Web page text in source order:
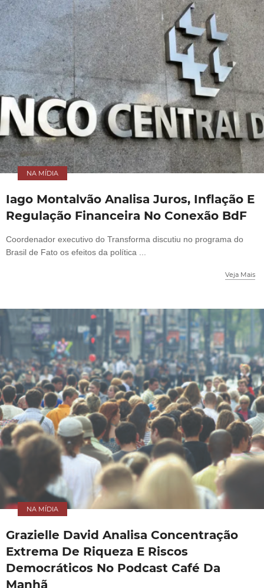
NA MÍDIA
Iago Montalvão Analisa Juros, Inflação E
Regulação Financeira No Conexão BdF
Coordenador executivo do Transforma discutiu no programa do
Brasil de Fato os efeitos da política ...
Veja Mais
NA MÍDIA
Grazielle David Analisa Concentração
Extrema De Riqueza E Riscos
Democráticos No Podcast Café Da
Manhã